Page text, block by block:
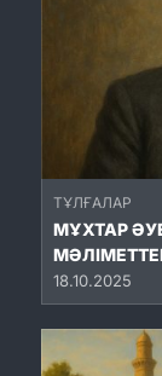
ТҰЛҒАЛАР
МҰХТАР
18.10.2025